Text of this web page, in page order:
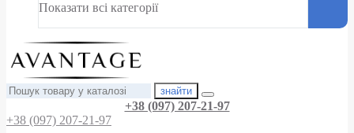
Показати всі категорії
знайти
+38 (097) 207-21-97
+38 (097) 207-21-97